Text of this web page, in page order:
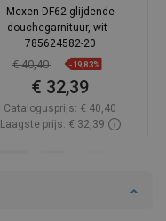
Mexen DF62 glijdende
douchegarnituur, wit -
785624582-20
€ 40,40 -19,83%
€ 32,39
Catalogusprijs: € 40,40
Laagste prijs: € 32,39